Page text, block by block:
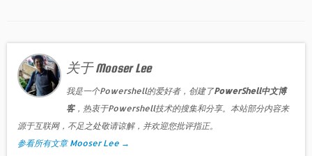
关于 Mooser Lee
我是一个Powershell的爱好者，创建了PowerShell中文博
客，热衷于Powershell技术的搜集和分享。本站部分内容来
源于互联网，不足之处敬请谅解，并欢迎您批评指正。
参看所有文章 Mooser Lee →